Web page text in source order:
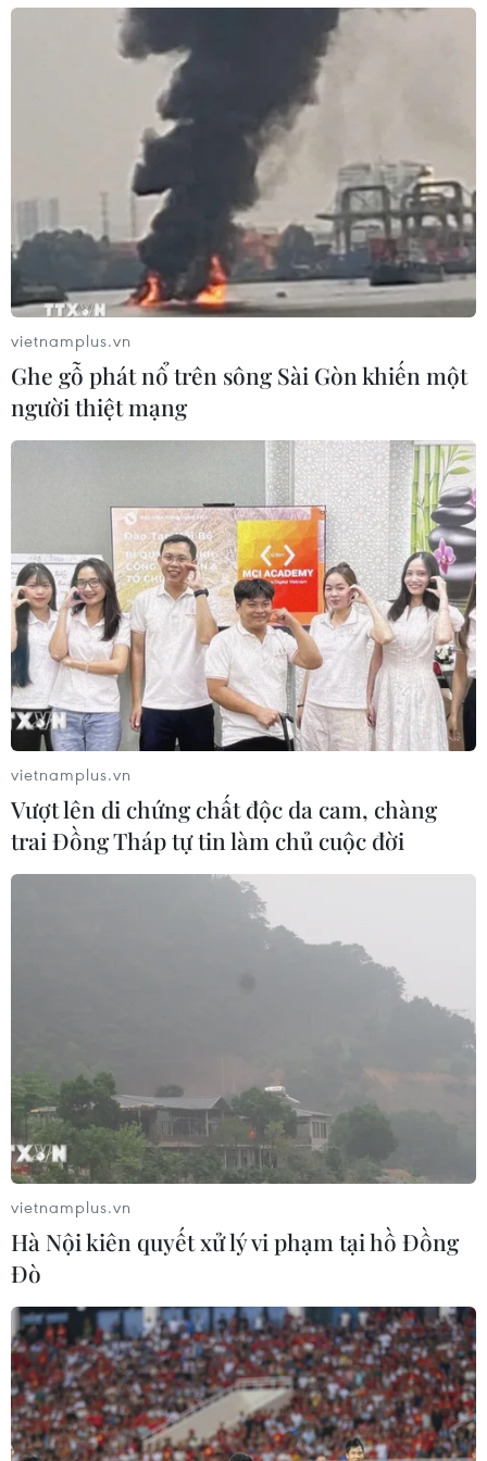
vietnamplus.vn
Ghe gỗ phát nổ trên sông Sài Gòn khiến một
người thiệt mạng
vietnamplus.vn
Vượt lên di chứng chất độc da cam, chàng
trai Đồng Tháp tự tin làm chủ cuộc đời
vietnamplus.vn
Hà Nội kiên quyết xử lý vi phạm tại hồ Đồng
Đò